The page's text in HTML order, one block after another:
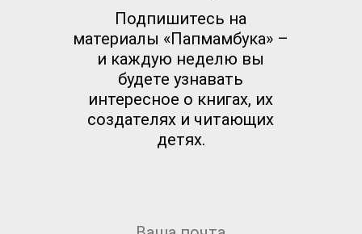
Подпишитесь на
материалы «Папмамбука» –
и каждую неделю вы
будете узнавать
интересное о книгах, их
создателях и читающих
детях.